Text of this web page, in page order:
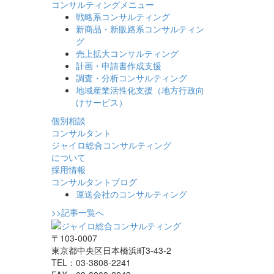
コンサルティングメニュー
戦略系コンサルティング
新商品・新販路系コンサルティン
グ
売上拡大コンサルティング
計画・申請書作成支援
調査・分析コンサルティング
地域産業活性化支援（地方行政向
けサービス）
個別相談
コンサルタント
ジャイロ総合コンサルティング
について
採用情報
コンサルタント ブログ
運送会社のコンサルティング
>>記事一覧へ
〒103-0007
東京都中央区日本橋浜町3-43-2
TEL：03-3808-2241